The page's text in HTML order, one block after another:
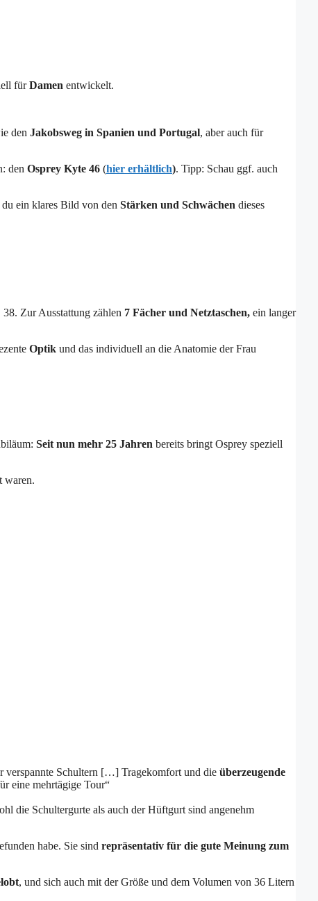
fürDamen entwickelt.
den Jakobsweg in Spanien und Portugal, aber auch für
den Osprey Kyte 46 (hier erhältlich). Tipp: Schau ggf. auch
ein klares Bild von den Stärken und Schwächen dieses
Zur Ausstattung zählen 7 Fächer und Netztaschen, ein langer
Optik und das individuell an die Anatomie der Frau
Seit nun mehr 25 Jahren bereits bringt Osprey speziell
waren.
verspannte Schultern […] Tragekomfort und die überzeugende
eine mehrtägige Tour“
die Schultergurte als auch der Hüftgurt sind angenehm
habe. Sie sind repräsentativ für die gute Meinung zum
, und sich auch mit der Größe und dem Volumen von 36 Litern